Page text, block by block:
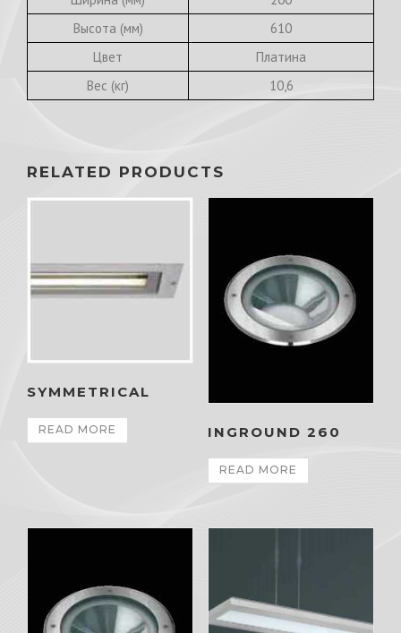
Высота (мм)
610
Цвет
Платина
Вес (кг)
10,6
RELATED PRODUCTS
SYMMETRICAL
READ MORE INGROUND 260
READ MORE